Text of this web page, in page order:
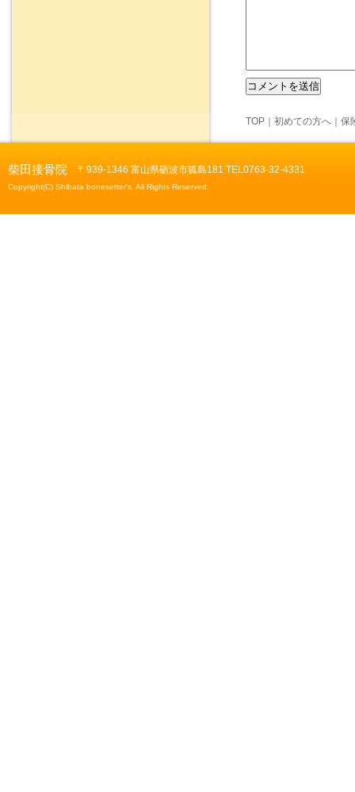
TOP 初めての方へ 保
柴田接骨院 〒939-1346 富山県砺波市狐島181 TEL0763-32-4331
Copyright(C) Shibata bonesetter's. All Rights Reserved.